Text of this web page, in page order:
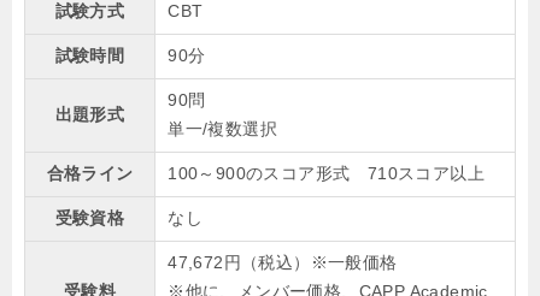
試験方式 CBT
試験時間 90分
出題形式
90問
単一/複数選択
合格ライン 100～900のスコア形式 710スコア以上
受験資格 なし
受験料
47,672円（税込）※一般価格
※他に、メンバー価格、CAPP Academic